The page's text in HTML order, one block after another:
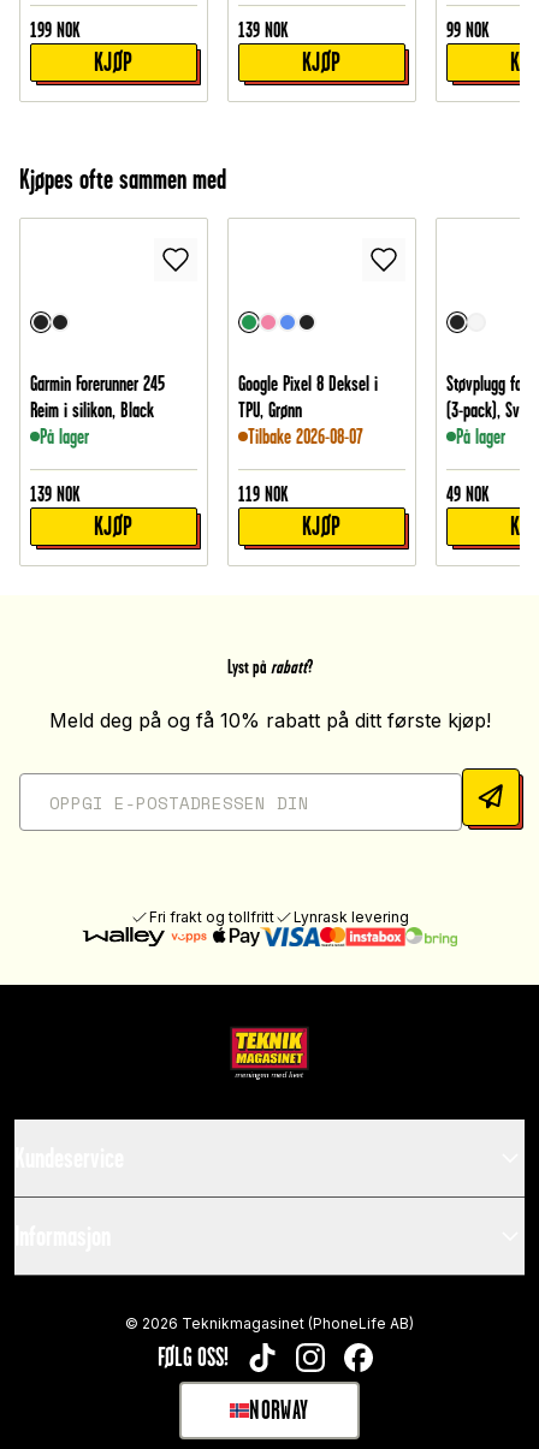
199 NOK
KJØP
139 NOK
KJØP
99 NOK
Kjøpes ofte sammen med
Garmin Forerunner 245
Reim i silikon, Black
På lager
139 NOK
KJØP
Google Pixel 8 Deksel i
TPU, Grønn
Tilbake 2026-08-07
119 NOK
KJØP
Støvplugg for
(3-pack), Svart
På lager
49 NOK
Lyst på rabatt?
Meld deg på og få 10% rabatt på ditt første kjøp!
Fri frakt og tollfritt Lynrask levering
FØLG OSS! TIKTOKINSTAGRAMFACEBOOK
NORWAY
SELECT MARKET
© 2026 Teknikmagasinet (PhoneLife AB)